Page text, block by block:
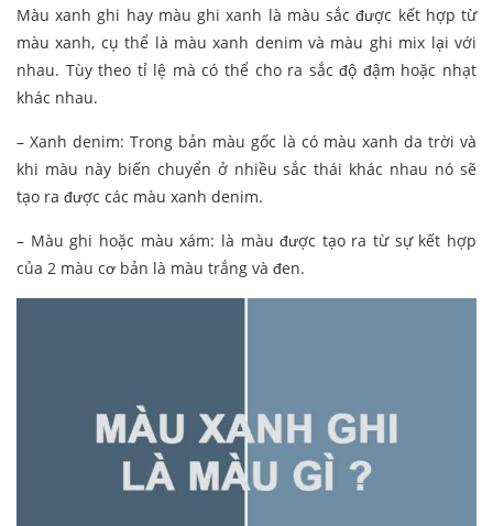
Màu xanh ghi hay màu ghi xanh là màu sắc được kết hợp từ
màu xanh, cụ thể là màu xanh denim và màu ghi mix lại với
nhau. Tùy theo tỉ lệ mà có thể cho ra sắc độ đậm hoặc nhạt
khác nhau.
– Xanh denim: Trong bản màu gốc là có màu xanh da trời và
khi màu này biến chuyển ở nhiều sắc thái khác nhau nó sẽ
tạo ra được các màu xanh denim.
– Màu ghi hoặc màu xám: là màu được tạo ra từ sự kết hợp
của 2 màu cơ bản là màu trắng và đen.